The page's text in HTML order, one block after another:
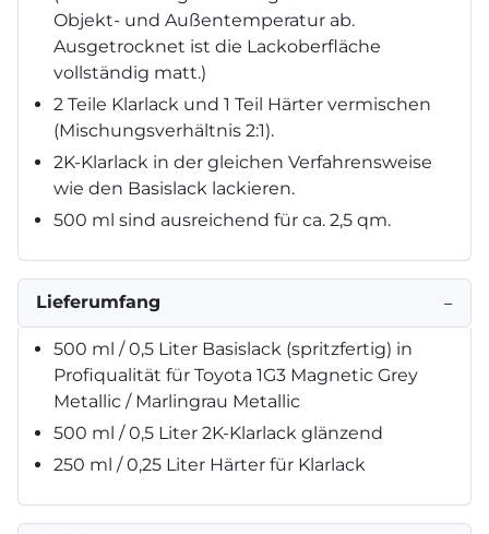
Objekt- und Außentemperatur ab.
Ausgetrocknet ist die Lackoberfläche
vollständig matt.)
2 Teile Klarlack und 1 Teil Härter vermischen
(Mischungsverhältnis 2:1).
2K-Klarlack in der gleichen Verfahrensweise
wie den Basislack lackieren.
500 ml sind ausreichend für ca. 2,5 qm.
Lieferumfang −
500 ml / 0,5 Liter Basislack (spritzfertig) in
Profiqualität für Toyota 1G3 Magnetic Grey
Metallic / Marlingrau Metallic
500 ml / 0,5 Liter 2K-Klarlack glänzend
250 ml / 0,25 Liter Härter für Klarlack